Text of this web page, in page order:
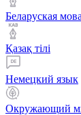
Беларуская мова
Қазақ тiлi
Немецкий язык
Окружающий